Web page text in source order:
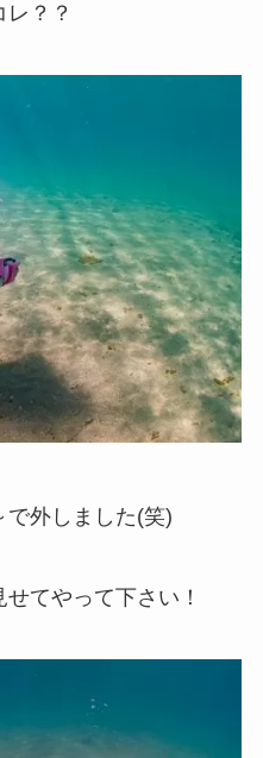
？？
外しました(笑)
てやって下さい！